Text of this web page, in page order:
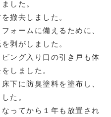
した。
撤去しました。
ォームに備えるために、
剥がしました。
ング入り口の引き戸も体
しました。
下に防臭塗料を塗布し、
た。
ってから１年も放置され